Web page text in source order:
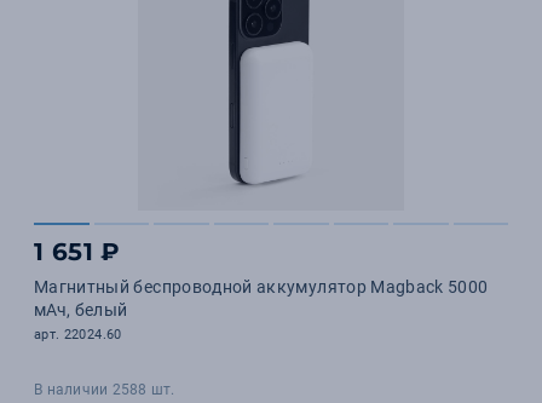
1 651 ₽
Магнитный беспроводной аккумулятор Magback 5000
мАч, белый
арт. 22024.60
В наличии 2588 шт.